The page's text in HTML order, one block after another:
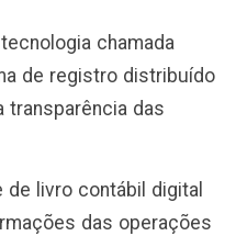
chamada
de registro distribuído
transparência das
livro contábil digital
das operações